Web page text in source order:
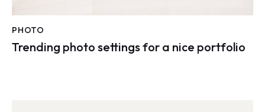
PHOTO
Trending photo settings for a nice portfolio